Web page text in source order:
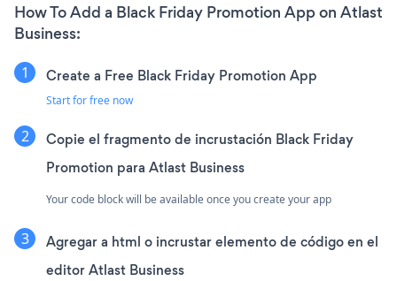
How To Add a Black Friday Promotion App on Atlast
Business:
Create a Free Black Friday Promotion App
Start for free now
Copie el fragmento de incrustación Black Friday
Promotion para Atlast Business
Your code block will be available once you create your app
Agregar a html o incrustar elemento de código en el
editor Atlast Business